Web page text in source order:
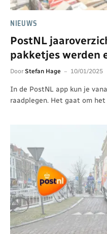
NIEUWS
PostNL
pakketjes werden
Door Stefan Hage 10/01/2025
In de PostNL app kun je
raadplegen. Het gaat om